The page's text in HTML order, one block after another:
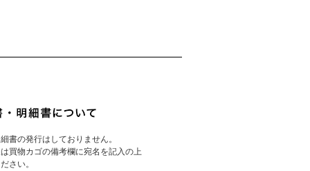
書の発行はしておりません。
買物カゴの備考欄に宛名を記入の上
さい。